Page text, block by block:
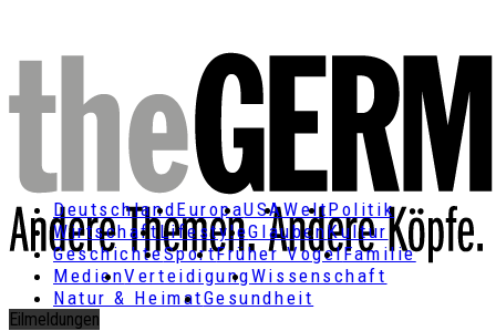
DeutschlandEuropaUSAWeltPolitik
Wirtschaft LifestyleGlauben Kultur
GeschichteSportFrüher VogelFamilie
MedienVerteidigungWissenschaft
Natur & HeimatGesundheit
Eilmeldungen